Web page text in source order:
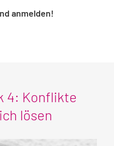
anmelden!
4: Konflikte
lösen